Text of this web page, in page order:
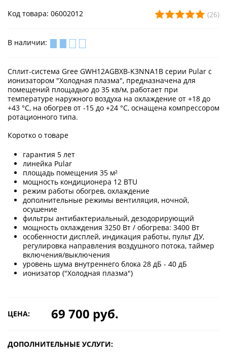
Код товара: 06002012 (26)
В наличии:
Сплит-система Gree GWH12AGBXB-K3NNA1B серии Pular с
ионизатором "Холодная плазма", предназначена для
помещений площадью до 35 кв/м, работает при
температуре наружного воздуха на охлаждение от +18 до
+43 °С, на обогрев от -15 до +24 °С, оснащена компрессором
ротационного типа.
Коротко о товаре
гарантия 5 лет
линейка Pular
площадь помещения 35 м²
мощность кондиционера 12 BTU
режим работы обогрев, охлаждение
дополнительные режимы вентиляция, ночной,
осушение
фильтры антибактериальный, дезодорирующий
мощность охлаждения 3250 Вт / обогрева: 3400 Вт
особенности дисплей, индикация работы, пульт ДУ,
регулировка направления воздушного потока, таймер
включения/выключения
уровень шума внутреннего блока 28 дБ - 40 дБ
ионизатор ("Холодная плазма")
ЦЕНА: 69 700 руб.
ДОПОЛНИТЕЛЬНЫЕ УСЛУГИ: